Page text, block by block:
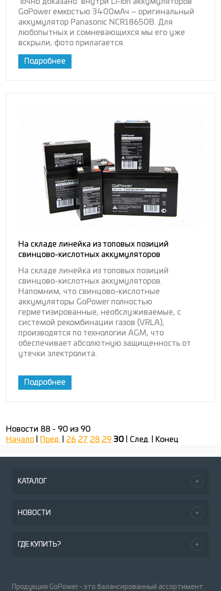
GoPower емкостью 3400мАч – оригинальный
аккумулятор Panasonic NCR18650B. Для
любопытных и сомневающихся мы его уже
вскрыли, фото прилагается.
Подробнее
На складе линейка из топовых позиций
свинцово-кислотных аккумуляторов
На складе линейка из топовых позиций
свинцово-кислотных аккумуляторов.
Напомним, что свинцово-кислотные
аккумуляторы GoPower полностью
герметизированные, необслуживаемые, с
системой рекомбинации газов (VRLA),
производятся по технологии AGM, что
обеспечивает абсолютную защищенность от
утечки электролита.
Подробнее
Новости 88 - 90 из 90
Начало
Пред. 26 27 28 29 30 | След. | Конец
КАТАЛОГ
НОВОСТИ
ГДЕ КУПИТЬ?
Продукция GoPower - это балансированный ассортимент